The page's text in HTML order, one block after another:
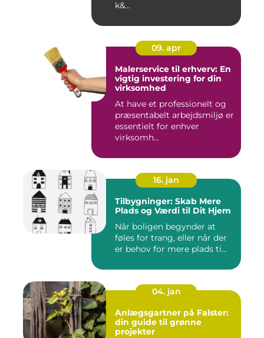
k&...
09. apr
Malerservice til erhverv: En
vigtig investering for din
virksomhed
At have et professionelt og
præsentabelt arbejdsmiljø er
essentielt for enhver
virksomh...
16. jan
Tilbygninger: Skab Mere
Plads og Værdi til Dit Hjem
Når boligen begynder at
føles for trang, eller når der
er behov for mere plads ti...
04. jan
Anlægsgartner på Falster:
din guide til grønne
projekter